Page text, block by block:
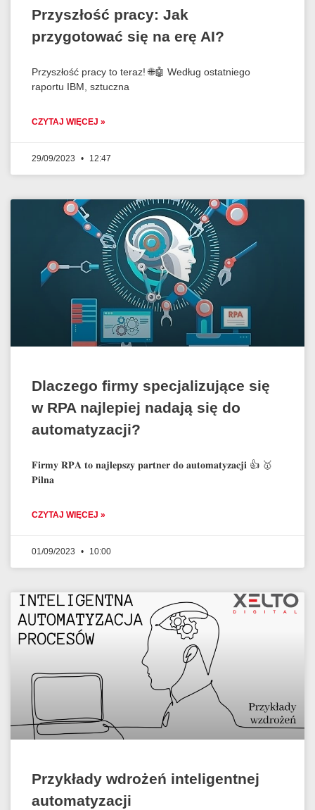
Przyszłość pracy: Jak
przygotować się na erę AI?
Przyszłość pracy to teraz! 🌐🤖 Według ostatniego
raportu IBM, sztuczna
CZYTAJ WIĘCEJ »
29/09/2023 12:47
Dlaczego firmy specjalizujące się
w RPA najlepiej nadają się do
automatyzacji?
𝐅𝐢𝐫𝐦𝐲 𝐑𝐏𝐀 𝐭𝐨 𝐧𝐚𝐣𝐥𝐞𝐩𝐬𝐳𝐲 𝐩𝐚𝐫𝐭𝐧𝐞𝐫 𝐝𝐨 𝐚𝐮𝐭𝐨𝐦𝐚𝐭𝐲𝐳𝐚𝐜𝐣𝐢 👍 🥇
𝐏𝐢𝐥𝐧𝐚
CZYTAJ WIĘCEJ »
01/09/2023 10:00
Przykłady wdrożeń inteligentnej
automatyzacji